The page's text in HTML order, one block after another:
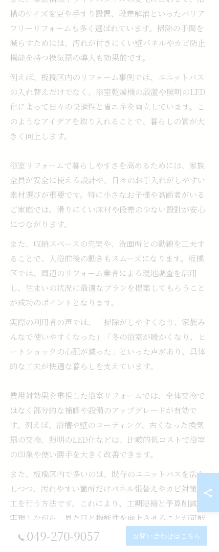
槽のサイズ変更や手すり設置、段差解消といったバリア
フリーリフォームも多く選ばれています。掃除の手間を
減らすためには、汚れが付きにくい壁パネルやカビ防止
機能を持つ換気扇の導入も効果的です。
例えば、板橋区内のリフォーム事例では、ユニットバス
の入れ替えだけでなく、浴室乾燥機の設置や照明のLED
化によって日々の快適性と省エネを両立しています。こ
のようなアイデアを取り入れることで、暮らしの質が大
きく向上します。
浴室リフォームで暮らしやすさを高めるためには、家族
全員が安全に使える設計や、日々のお手入れがしやすい
素材選びが重要です。特に小さなお子様や高齢者がいる
ご家庭では、滑りにくい床材や段差の少ない設計が安心
につながります。
また、収納スペースの充実や、洗面所との動線を工夫す
ることで、入浴前後の動きもスムーズになります。板橋
区では、周辺のリフォーム業者による現地調査を活用
し、住まいの状況に最適なプランを提案してもらうこと
が成功のポイントとなります。
実際の利用者の声では、「掃除がしやすくなり、家族み
んなで使いやすくなった」「冬の浴室が暖かくなり、ヒ
ートショックの心配が減った」といった声があり、具体
的な工夫が快適な暮らしを支えています。
費用対効果を重視した浴室リフォームでは、全体交換で
はなく部分的な補修や設備のアップグレードが有効で
す。例えば、浴槽や壁のコーティング、古くなった換気
扇の交換、照明のLED化などは、比較的低コストで浴室
の印象や使い勝手を大きく改善できます。
また、板橋区内で多いのは、既存のユニットバスを活か
しつつ、汚れやすい箇所だけパネル張替えやカビ対策施
工を行う方法です。これにより、工期短縮と予算削減を
実現しながら、見た目と機能性を向上させることが可能
です。049-270-9057 お問い合わせはこちら